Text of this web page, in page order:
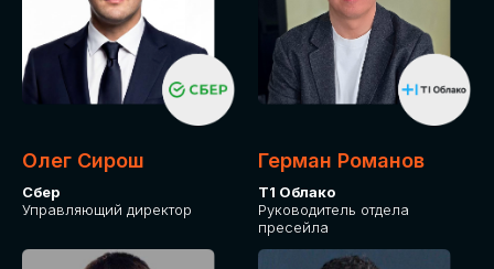
Олег Сирош
Сбер
Управляющий директор
Герман Романов
Т1 Облако
Руководитель отдела
пресейла